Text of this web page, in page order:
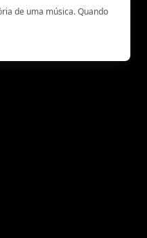
de uma música. Quando